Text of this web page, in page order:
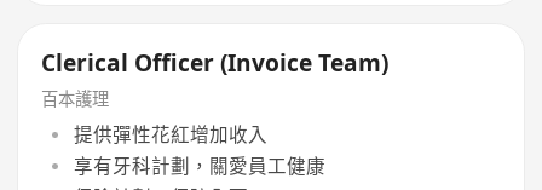
Clerical Officer (Invoice Team)
百本護理
提供彈性花紅增加收入
享有牙科計劃，關愛員工健康